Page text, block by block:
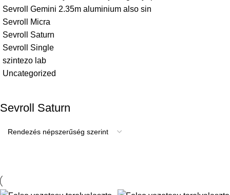
Sevroll Gemini 2.35m aluminium also sin
Sevroll Micra
Sevroll Saturn
Sevroll Single
szintezo lab
Uncategorized
Sevroll Saturn